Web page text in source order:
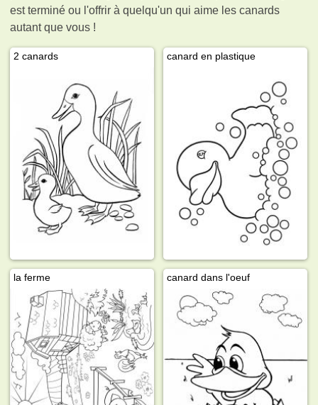
est terminé ou l'offrir à quelqu'un qui aime les canards
autant que vous !
2 canards canard en plastique
la ferme canard dans l'oeuf